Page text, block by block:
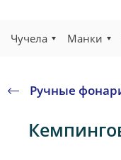
Чучела Манки
Ручные